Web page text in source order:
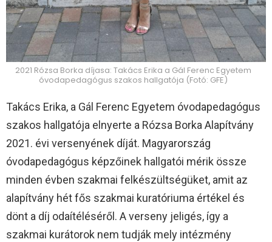
2021 Rózsa Borka díjasa: Takács Erika a Gál Ferenc Egyetem
óvodapedagógus szakos hallgatója (Fotó: GFE)
Takács Erika, a Gál Ferenc Egyetem óvodapedagógus
szakos hallgatója elnyerte a Rózsa Borka Alapítvány
2021. évi versenyének díját. Magyarország
óvodapedagógus képzőinek hallgatói mérik össze
minden évben szakmai felkészültségüket, amit az
alapítvány hét fős szakmai kuratóriuma értékel és
dönt a díj odaítéléséről. A verseny jeligés, így a
szakmai kurátorok nem tudják mely intézmény